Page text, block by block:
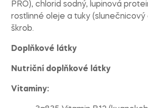
PRO), chlorid sodný, lupinová
rostlinné oleje a tuky (slunečnicový
škrob.
Doplňkové látky
Nutriční doplňkové látky
Vitaminy: